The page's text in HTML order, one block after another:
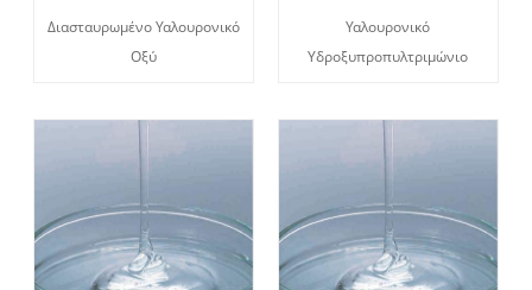
Διασταυρωμένο Υαλουρονικό
Οξύ
Υαλουρονικό
Υδροξυπροπυλτριμώνιο